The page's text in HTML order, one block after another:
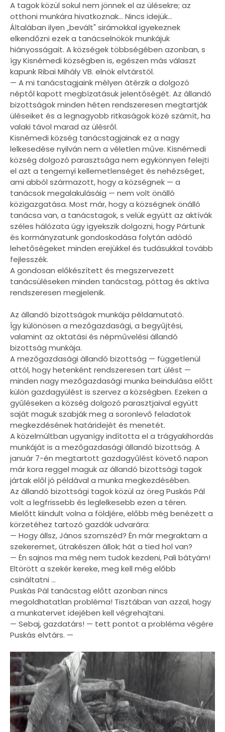
A tagok közül sokul nem jönnek el az ülésekre; az
otthoni munkára hivatkoznak... Nincs idejük...
Általában ilyen „bevált" sirámokkal igyekeznek
elkendőzni ezek a tanácselnökök munkájuk
hiányosságait. A községek többségében azonban, s
így Kisnémedi községben is, egészen más választ
kapunk Ribai Mihály VB. elnök elvtárstól.
— A mi tanácstagjaink mélyen átérzik a dolgozó
néptől kapott megbízatásuk jelentőségét. Az állandó
bizottságok minden héten rendszeresen megtartják
üléseiket és a legnagyobb ritkaságok közé számít, ha
valaki távol marad az ülésről.
Kisnémedi község tanácstagjainak ez a nagy
lelkesedése nyilván nem a véletlen műve. Kisnémedi
község dolgozó parasztsága nem egykönnyen felejti
el azt a tengernyi kellemetlenséget és nehézséget,
ami abból származott, hogy a községnek — a
tanácsok megalakulásáig — nem volt önálló
közigazgatása. Most már, hogy a községnek önálló
tanácsa van, a tanácstagok, s velük együtt az aktívák
széles hálózata úgy igyekszik dolgozni, hogy Pártunk
és kormányzatunk gondoskodása folytán adódó
lehetőségeket minden erejükkel és tudásukkal tovább
fejlesszék.
A gondosan előkészített és megszervezett
tanácsüléseken minden tanácstag, póttag és aktíva
rendszeresen megjelenik.
Az állandó bizottságok munkája példamutató.
Így különösen a mezőgazdasági, a begyűjtési,
valamint az oktatási és népművelési állandó
bizottság munkája.
A mezőgazdasági állandó bizottság — függetlenül
attól, hogy hetenként rendszeresen tart ülést —
minden nagy mezőgazdasági munka beindulása előtt
külön gazdagyülést is szervez a községben. Ezeken a
gyűléseken a község dolgozó parasztjaival együtt
saját maguk szabják meg a soronlevő feladatok
megkezdésének határidejét és menetét.
A közelmúltban ugyanígy indította el a trágyakihordás
munkáját is a mezőgazdasági állandó bizottság. A
január 7-én megtartott gazdagyűlést követő napon
már kora reggel maguk az állandó bizottsági tagok
jártak elől jó példával a munka megkezdésében.
Az állandó bizottsági tagok közül az öreg Puskás Pál
volt a legfrissebb és leglelkesebb ezen a téren.
Mielőtt kiindult volna a földjére, előbb még benézett a
körzetéhez tartozó gazdák udvarára:
— Hogy állsz, János szomszéd? Én már megraktam a
szekeremet, útrakészen állok; hát a tied hol van?
— Én sajnos ma még nem tudok kezdeni, Pali bátyám!
Eltörött a szekér kereke, meg kell még előbb
csináltatni ...
Puskás Pál tanácstag előtt azonban nincs
megoldhatatlan probléma! Tisztában van azzal, hogy
a munkatervet idejében kell végrehajtani.
— Sebaj, gazdatárs! — tett pontot a probléma végére
Puskás elvtárs. —